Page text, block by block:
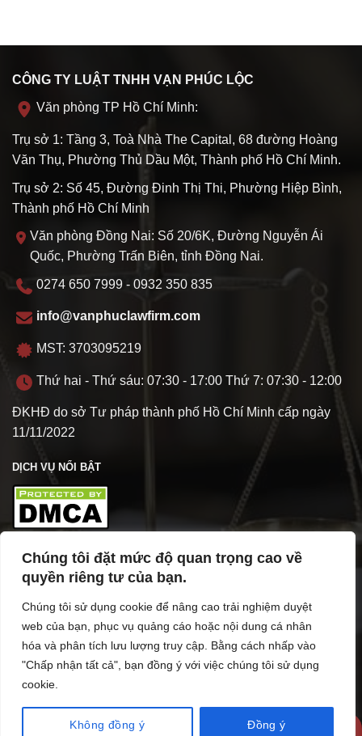
Chúng tôi đặt mức độ quan trọng cao về
quyền riêng tư của bạn.
Chúng tôi sử dụng cookie để nâng cao trải nghiệm duyệt
web của bạn, phục vụ quảng cáo hoặc nội dung cá nhân
hóa và phân tích lưu lượng truy cập. Bằng cách nhấp vào
"Chấp nhận tất cả", bạn đồng ý với việc chúng tôi sử dụng
cookie.
Không đồng ý Đồng ý
CÔNG TY LUẬT TNHH VẠN PHÚC LỘC
Văn phòng TP Hồ Chí Minh:
Trụ sở 1: Tầng 3, Toà Nhà The Capital, 68 đường Hoàng
Văn Thụ, Phường Thủ Dầu Một, Thành phố Hồ Chí Minh.
Trụ sở 2: Số 45, Đường Đinh Thị Thi, Phường Hiệp Bình,
Thành phố Hồ Chí Minh
Văn phòng Đồng Nai: Số 20/6K, Đường Nguyễn Ái
Quốc, Phường Trấn Biên, tỉnh Đồng Nai.
0274 650 7999 - 0932 350 835
info@vanphuclawfirm.com
MST: 3703095219
Thứ hai - Thứ sáu: 07:30 - 17:00 Thứ 7: 07:30 - 12:00
ĐKHĐ do sở Tư pháp thành phố Hồ Chí Minh cấp ngày
11/11/2022
DỊCH VỤ NỔI BẬT
TÌM HIỂU VỀ VPL